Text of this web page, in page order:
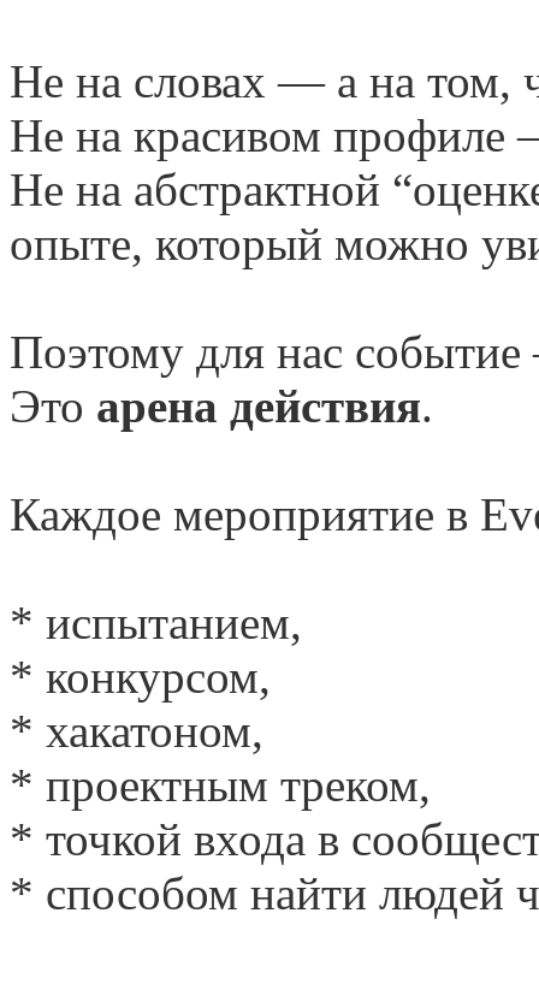
Не на словах — а на том,
Не на красивом профиле
Не на абстрактной
опыте, который можно
Поэтому для нас
Это арена действия.
Каждое мероприятие в
* испытанием,
* конкурсом,
* хакатоном,
* проектным треком,
* точкой входа в
* способом найти людей